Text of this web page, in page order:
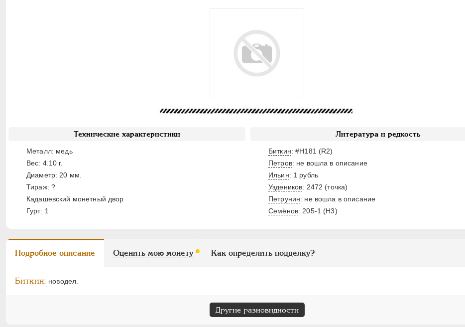
Технические характеристики
Металл: медь
Вес: 4.10 г.
Диаметр: 20 мм.
Тираж: ?
Кадашевский монетный двор
Гурт: 1
Литература и редкость
Биткин: #H181 (R2)
Петров: не вошла в описание
Ильин: 1 рубль
Уздеников: 2472 (точка)
Петрунин: не вошла в описание
Семёнов: 205-1 (H3)
Подробное описание Оценить мою монету Как определить подделку?
Биткин: новодел.
Другие разновидности